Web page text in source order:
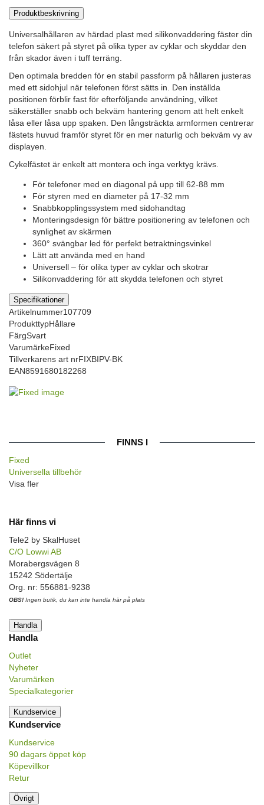
Produktbeskrivning
Universalhållaren av härdad plast med silikonvaddering fäster din
telefon säkert på styret på olika typer av cyklar och skyddar den
från skador även i tuff terräng.
Den optimala bredden för en stabil passform på hållaren justeras
med ett sidohjul när telefonen först sätts in. Den inställda
positionen förblir fast för efterföljande användning, vilket
säkerställer snabb och bekväm hantering genom att helt enkelt
låsa eller låsa upp spaken. Den långsträckta armformen centrerar
fästets huvud framför styret för en mer naturlig och bekväm vy av
displayen.
Cykelfästet är enkelt att montera och inga verktyg krävs.
För telefoner med en diagonal på upp till 62-88 mm
För styren med en diameter på 17-32 mm
Snabbkopplingssystem med sidohandtag
Monteringsdesign för bättre positionering av telefonen och
synlighet av skärmen
360° svängbar led för perfekt betraktningsvinkel
Lätt att använda med en hand
Universell – för olika typer av cyklar och skotrar
Silikonvaddering för att skydda telefonen och styret
Specifikationer
Artikelnummer107709
ProdukttypHållare
FärgSvart
VarumärkeFixed
Tillverkarens art nrFIXBIPV-BK
EAN8591680182268
FINNS I
Fixed
Universella tillbehör
Visa fler
Här finns vi
Tele2 by SkalHuset
C/O Lowwi AB
Morabergsvägen 8
15242 Södertälje
Org. nr: 556881-9238
OBS! Ingen butik, du kan inte handla här på plats
Handla
Handla
Outlet
Nyheter
Varumärken
Specialkategorier
Kundservice
Kundservice
Kundservice
90 dagars öppet köp
Köpevillkor
Retur
Övrigt